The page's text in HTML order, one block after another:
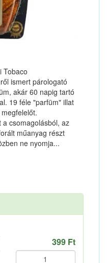
Tobaco
ismert párologató
akár 60 napig tartó
19 féle "parfüm" illat
a csomagolásból, az
műanyag részt
ne nyomja...
399 Ft